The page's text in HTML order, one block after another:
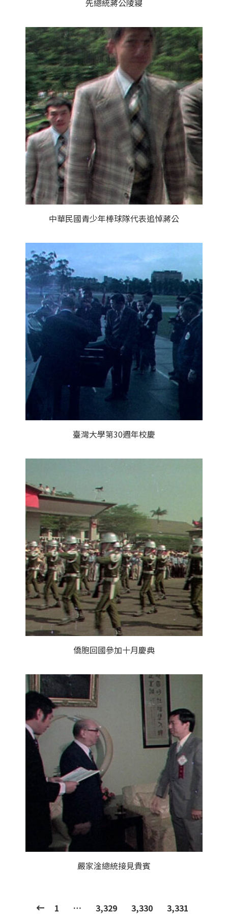
先總統蔣公陵寢
中華民國青少年棒球隊代表追悼蔣公
臺灣大學第30週年校慶
僑胞回國參加十月慶典
嚴家淦總統接見貴賓
1 … 3,329 3,330 3,331